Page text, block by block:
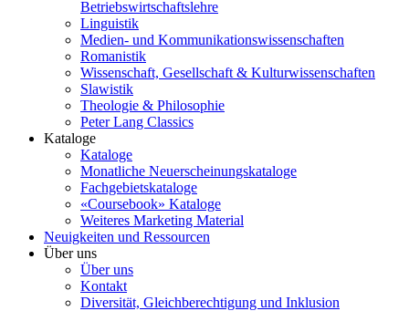
Betriebswirtschaftslehre
Linguistik
Medien- und Kommunikationswissenschaften
Romanistik
Wissenschaft, Gesellschaft & Kulturwissenschaften
Slawistik
Theologie & Philosophie
Peter Lang Classics
Kataloge
Kataloge
Monatliche Neuerscheinungskataloge
Fachgebietskataloge
«Coursebook» Kataloge
Weiteres Marketing Material
Neuigkeiten und Ressourcen
Über uns
Über uns
Kontakt
Diversität, Gleichberechtigung und Inklusion